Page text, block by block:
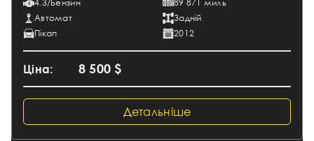
4.3/Бензин
89 871 миль
Автомат
Задній
Пікап
2012
Ціна: 8 500 $
Детальніше